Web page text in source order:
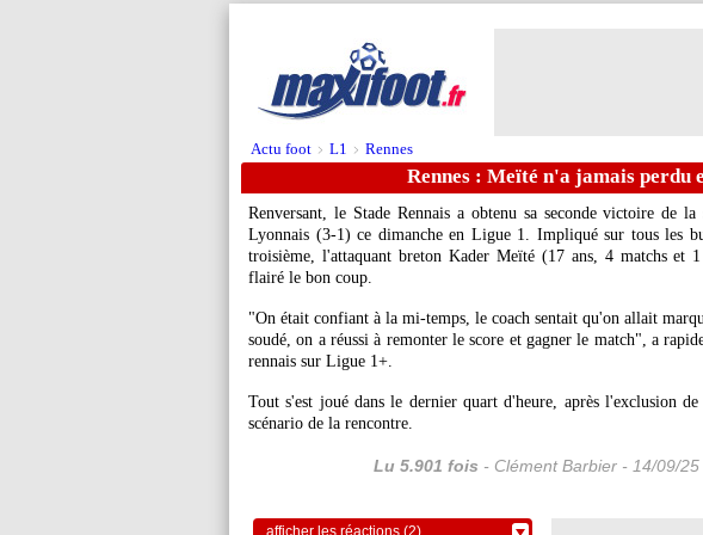
Actu foot > L1 > Rennes
Rennes : Meïté n'a jamais perdu
Renversant, le Stade Rennais a obtenu sa seconde victoire de
Lyonnais (3-1) ce dimanche en Ligue 1. Impliqué sur tous les
troisième, l'attaquant breton Kader Meïté(17 ans, 4 matchs et
flairé le bon coup.
"On était confiant à la mi-temps, le coach sentait qu'on allait
soudé, on a réussi à remonter le score et gagner le match", a
rennais sur Ligue 1+.
Tout s'est joué dans le dernier quart d'heure, après l'exclusion
scénario de la rencontre.
Lu 5.901 fois - Clément Barbier - 14/09/
afficher les réactions (2)